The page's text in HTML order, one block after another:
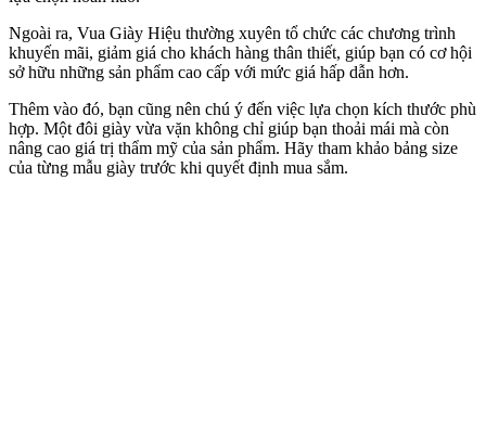
Ngoài ra, Vua Giày Hiệu thường xuyên tổ chức các chương trình
khuyến mãi, giảm giá cho khách hàng thân thiết, giúp bạn có cơ hội
sở hữu những sản phẩm cao cấp với mức giá hấp dẫn hơn.
Thêm vào đó, bạn cũng nên chú ý đến việc lựa chọn kích thước phù
hợp. Một đôi giày vừa vặn không chỉ giúp bạn thoải mái mà còn
nâng cao giá trị thẩm mỹ của sản phẩm. Hãy tham khảo bảng size
của từng mẫu giày trước khi quyết định mua sắm.